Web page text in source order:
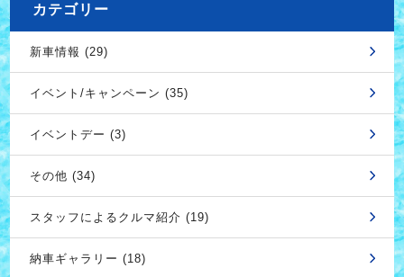
カテゴリー
新車情報 (29)
イベント/キャンペーン (35)
イベントデー (3)
その他 (34)
スタッフによるクルマ紹介 (19)
納車ギャラリー (18)